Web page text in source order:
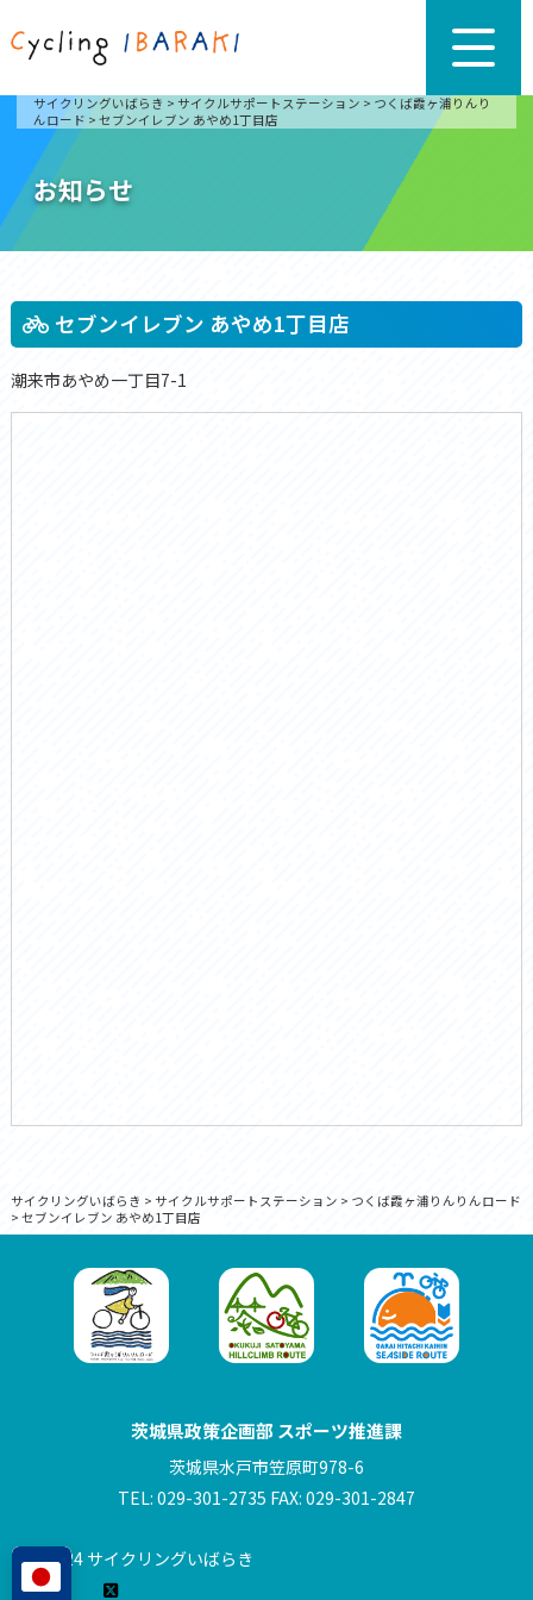
サイクリングいばらき > サイクルサポートステーション > つくば霞ヶ浦りんり
んロード > セブンイレブン あやめ1丁目店
お知らせ
セブンイレブン あやめ1丁目店
潮来市あやめ一丁目7-1
サイクリングいばらき > サイクルサポートステーション > つくば霞ヶ浦りんりんロード
> セブンイレブン あやめ1丁目店
茨城県政策企画部 スポーツ推進課
茨城県水戸市笠原町978-6
TEL: 029-301-2735 FAX: 029-301-2847
© 2024 サイクリングいばらき